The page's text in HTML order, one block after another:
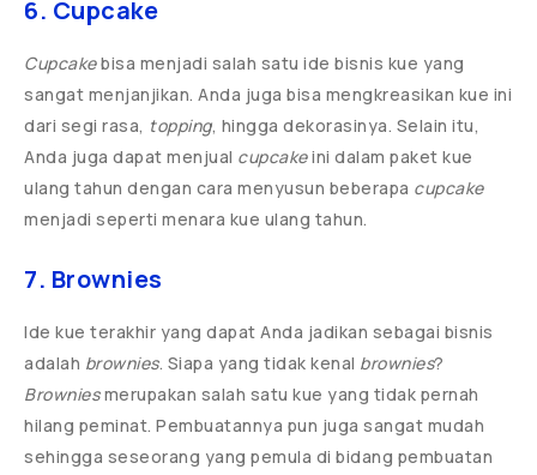
6. Cupcake
Cupcakebisa menjadi salah satu ide bisnis kue yang
sangat menjanjikan. Anda juga bisa mengkreasikan kue ini
dari segi rasa, topping, hingga dekorasinya. Selain itu,
Anda juga dapat menjual cupcakeini dalam paket kue
ulang tahun dengan cara menyusun beberapa cupcake
menjadi seperti menara kue ulang tahun.
7. Brownies
Ide kue terakhir yang dapat Anda jadikan sebagai bisnis
adalah brownies. Siapa yang tidak kenal brownies?
Browniesmerupakan salah satu kue yang tidak pernah
hilang peminat. Pembuatannya pun juga sangat mudah
sehingga seseorang yang pemula di bidang pembuatan